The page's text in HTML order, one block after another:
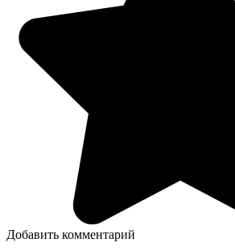
Добавить комментарий